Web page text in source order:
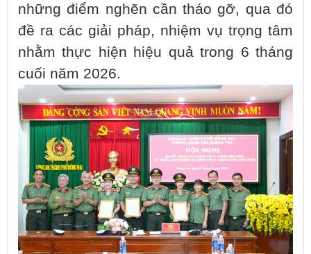
những điểm nghẽn cần tháo gỡ, qua đó
đề ra các giải pháp, nhiệm vụ trọng tâm
nhằm thực hiện hiệu quả trong 6 tháng
cuối năm 2026.